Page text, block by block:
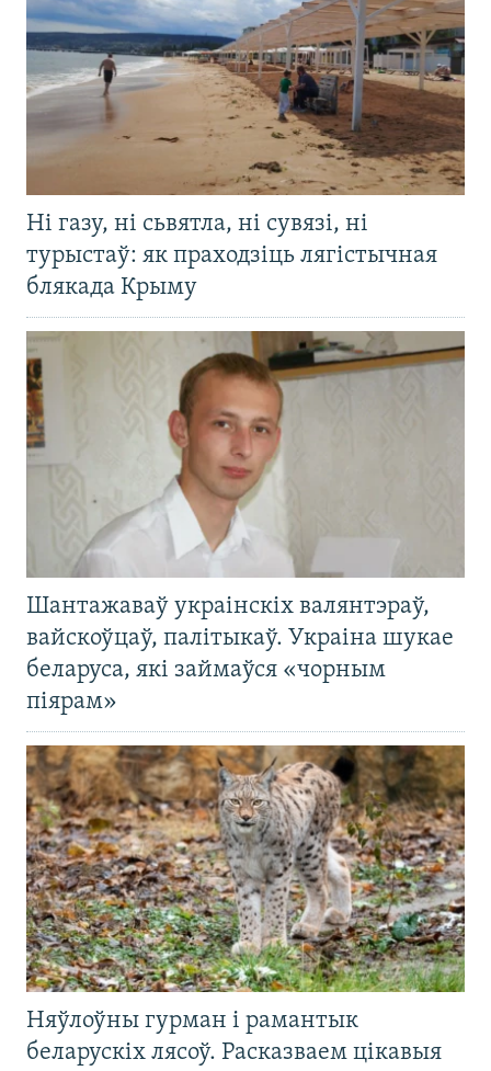
Ні газу, ні сьвятла, ні сувязі, ні
турыстаў: як праходзіць лягістычная
блякада Крыму
Шантажаваў украінскіх валянтэраў,
вайскоўцаў, палітыкаў. Украіна шукае
беларуса, які займаўся «чорным
піярам»
Няўлоўны гурман і рамантык
беларускіх лясоў. Расказваем цікавыя